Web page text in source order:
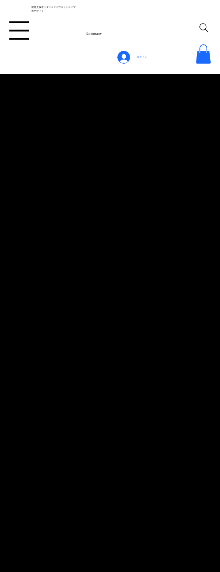
Suitsmaker
製造直販オーダーメイドウェットスーツ
専門サイト
ログイン